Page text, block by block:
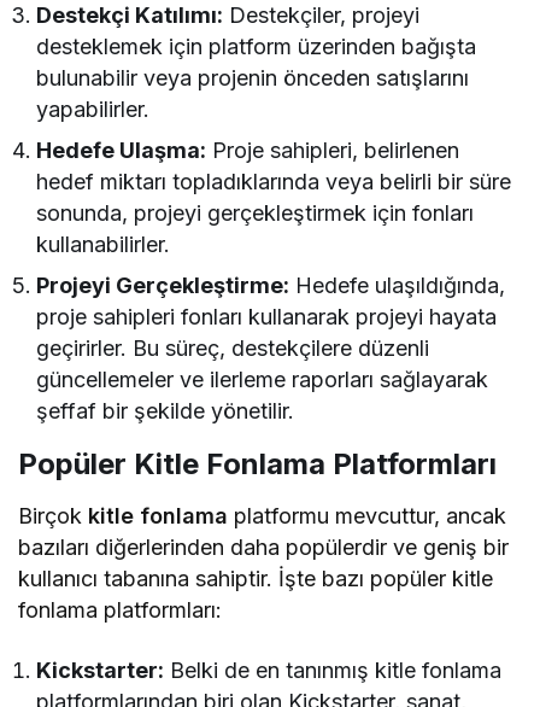
Destekçi Katılımı: Destekçiler, projeyi
desteklemek için platform üzerinden bağışta
bulunabilir veya projenin önceden satışlarını
yapabilirler.
Hedefe Ulaşma: Proje sahipleri, belirlenen
hedef miktarı topladıklarında veya belirli bir süre
sonunda, projeyi gerçekleştirmek için fonları
kullanabilirler.
Projeyi Gerçekleştirme: Hedefe ulaşıldığında,
proje sahipleri fonları kullanarak projeyi hayata
geçirirler. Bu süreç, destekçilere düzenli
güncellemeler ve ilerleme raporları sağlayarak
şeffaf bir şekilde yönetilir.
Popüler Kitle Fonlama Platformları
Birçok kitle fonlama platformu mevcuttur, ancak
bazıları diğerlerinden daha popülerdir ve geniş bir
kullanıcı tabanına sahiptir. İşte bazı popüler kitle
fonlama platformları:
Kickstarter: Belki de en tanınmış kitle fonlama
platformlarından biri olan Kickstarter, sanat,